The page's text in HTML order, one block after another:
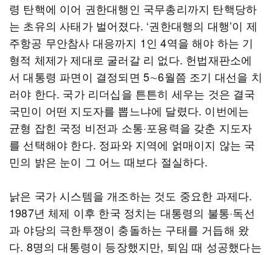
령 탄핵에 이어 권한대행인 국무총리까지 탄핵당하
는 초유의 사태가 벌어졌다. ‘권한대행의 대행’이 제
주항공 무안참사 대응까지 1인 4역을 해야 하는 기
형적 체제가 제대로 굴러갈 리 없다. 헌법재판소에
서 대통령 파면이 결정되면 5∼6월쯤 조기 대선을 치
러야 한다. 국가 리더십을 튼튼히 세우는 것은 결국
국민이 어떤 지도자를 뽑느냐에 달렸다. 이번에는
균형 잡힌 국정 비전과 소통·포용력을 갖춘 지도자
를 선택해야 한다. 정파와 지역에 얽매이지 않는 국
민의 밝은 눈이 그 어느 때보다 절실하다.
낡은 국가 시스템을 개조하는 것도 중요한 과제다.
1987년 체제 이후 한국 정치는 대통령의 불통·독선
과 야당의 극한투쟁이 충돌하는 구태를 거듭해 왔
다. 8명의 대통령이 등장했지만, 퇴임 때 성공했다는